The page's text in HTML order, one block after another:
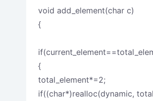
void add_element(char c)
{
{
total_element*=2;
if((char*)realloc(dynamic,